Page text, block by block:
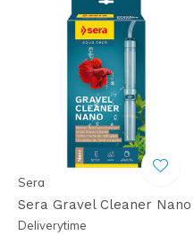
Sera
Sera Gravel Cleaner Nano
Deliverytime